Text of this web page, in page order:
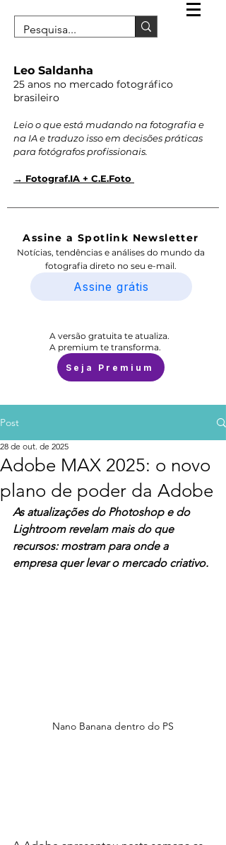
Leo Saldanha
25 anos no mercado fotográfico
brasileiro
Leio o que está mudando na fotografia e
na IA e traduzo isso em decisões práticas
para fotógrafos profissionais.
→ Fotograf.IA + C.E.Foto
Assine a Spotlink Newsletter
Notícias, tendências e análises do mundo da
fotografia direto no seu e-mail.
Assine grátis
A versão gratuita te atualiza.
A premium te transforma.
Seja Premium
Post
Adobe MAX 2025: o novo
plano de poder da Adobe
28 de out. de 2025
As atualizações do Photoshop e do
Lightroom revelam mais do que
recursos: mostram para onde a
empresa quer levar o mercado criativo.
Nano Banana dentro do PS